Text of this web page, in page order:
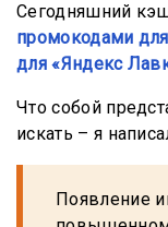
Сегодняшний
промокодами
для «Яндекс
Что собой
искать – я
Появление